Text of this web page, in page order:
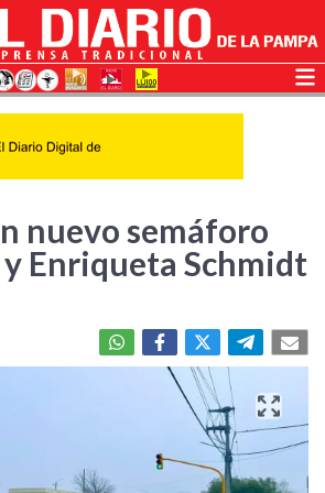
nuevo semáforo
Enriqueta Schmidt